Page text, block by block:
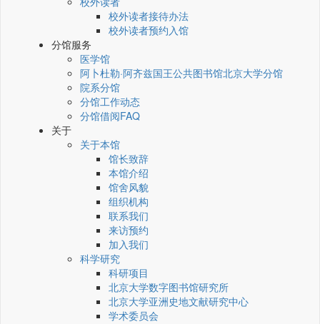
校外读者接待办法
校外读者预约入馆
分馆服务
医学馆
阿卜杜勒·阿齐兹国王公共图书馆北京大学分馆
院系分馆
分馆工作动态
分馆借阅FAQ
关于
关于本馆
馆长致辞
本馆介绍
馆舍风貌
组织机构
联系我们
来访预约
加入我们
科学研究
科研项目
北京大学数字图书馆研究所
北京大学亚洲史地文献研究中心
学术委员会